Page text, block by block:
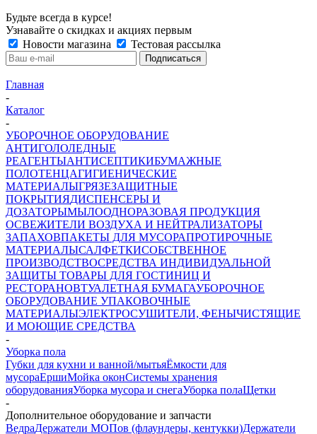
Будьте всегда в курсе!
Узнавайте о скидках и акциях первым
Новости магазина
Тестовая рассылка
Главная
-
Каталог
-
УБОРОЧНОЕ ОБОРУДОВАНИЕ
АНТИГОЛОЛЕДНЫЕ
РЕАГЕНТЫАНТИСЕПТИКИБУМАЖНЫЕ
ПОЛОТЕНЦАГИГИЕНИЧЕСКИЕ
МАТЕРИАЛЫГРЯЗЕЗАЩИТНЫЕ
ПОКРЫТИЯДИСПЕНСЕРЫ И
ДОЗАТОРЫМЫЛООДНОРАЗОВАЯ ПРОДУКЦИЯ
ОСВЕЖИТЕЛИ ВОЗДУХА И НЕЙТРАЛИЗАТОРЫ
ЗАПАХОВПАКЕТЫ ДЛЯ МУСОРАПРОТИРОЧНЫЕ
МАТЕРИАЛЫСАЛФЕТКИСОБСТВЕННОЕ
ПРОИЗВОДСТВОСРЕДСТВА ИНДИВИДУАЛЬНОЙ
ЗАЩИТЫ ТОВАРЫ ДЛЯ ГОСТИНИЦ И
РЕСТОРАНОВТУАЛЕТНАЯ БУМАГАУБОРОЧНОЕ
ОБОРУДОВАНИЕ УПАКОВОЧНЫЕ
МАТЕРИАЛЫЭЛЕКТРОСУШИТЕЛИ, ФЕНЫЧИСТЯЩИЕ
И МОЮЩИЕ СРЕДСТВА
-
Уборка пола
Губки для кухни и ванной/мытьяЁмкости для
мусораЕршиМойка оконСистемы хранения
оборудованияУборка мусора и снегаУборка полаЩетки
-
Дополнительное оборудование и запчасти
ВедраДержатели МОПов (флаундеры, кентукки)Держатели